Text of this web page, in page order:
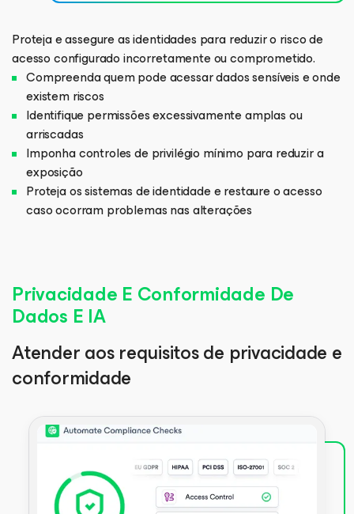
Proteja e assegure as identidades para reduzir o risco de
acesso configurado incorretamente ou comprometido.
Compreenda quem pode acessar dados sensíveis e onde
existem riscos
Identifique permissões excessivamente amplas ou
arriscadas
Imponha controles de privilégio mínimo para reduzir a
exposição
Proteja os sistemas de identidade e restaure o acesso
caso ocorram problemas nas alterações
Privacidade E Conformidade De
Dados E IA
Atender aos requisitos de privacidade e
conformidade